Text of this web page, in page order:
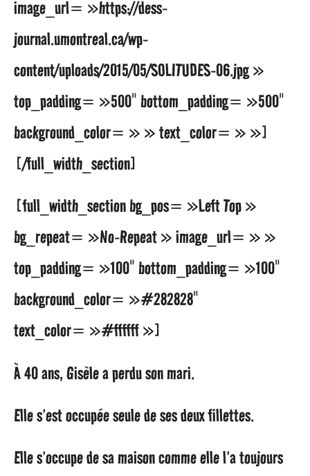
image_url= »https://dess-
journal.umontreal.ca/wp-
content/uploads/2015/05/SOLITUDES-06.jpg »
top_padding= »500″ bottom_padding= »500″
background_color= » » text_color= » »]
[/full_width_section]
[full_width_section bg_pos= »Left Top »
bg_repeat= »No-Repeat » image_url= » »
top_padding= »100″ bottom_padding= »100″
background_color= »#282828″
text_color= »#ffffff »]
À 40 ans, Gisèle a perdu son mari.
Elle s’est occupée seule de ses deux fillettes.
Elle s’occupe de sa maison comme elle l’a toujours